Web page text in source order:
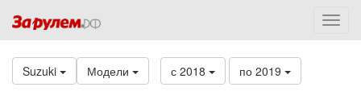
Suzuki Модели с 2018 по 2019